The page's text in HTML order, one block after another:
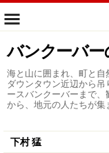
バンクーバー
海と山に囲まれ、町と
ダウンタウン近辺から
ースバンクーバーまで
から、地元の人たちが集
下村 猛